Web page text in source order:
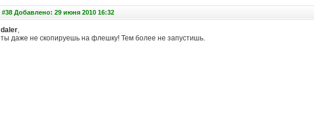
#38 Добавлено: 29 июня 2010 16:32
daler,
ты даже не скопируешь на флешку! Тем более не запустишь.